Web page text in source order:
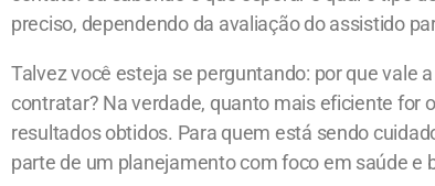
preciso, dependendo da avaliação do assistido
Talvez você esteja se perguntando: por que vale
contratar? Na verdade, quanto mais eficiente for
resultados obtidos. Para quem está sendo
parte de um planejamento com foco em saúde e